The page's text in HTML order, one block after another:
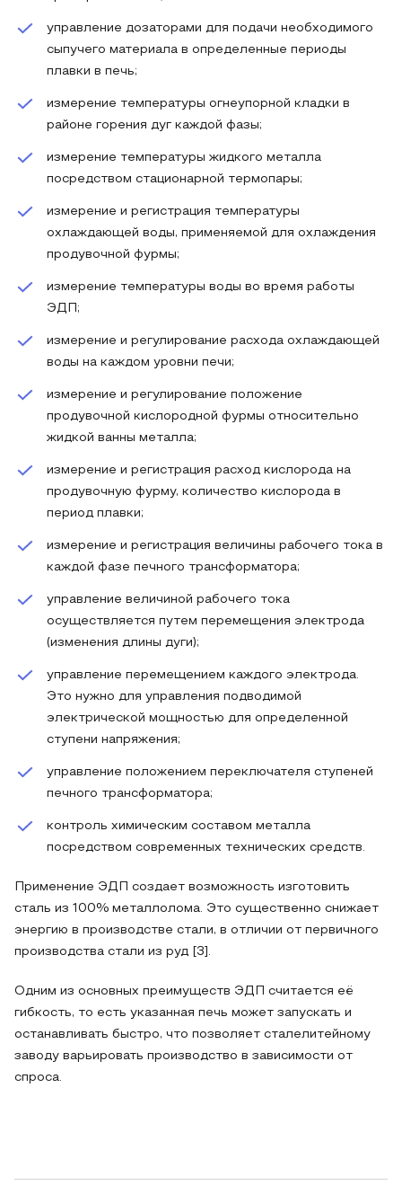
управление дозаторами для подачи необходимого
сыпучего материала в определенные периоды
плавки в печь;
измерение температуры огнеупорной кладки в
районе горения дуг каждой фазы;
измерение температуры жидкого металла
посредством стационарной термопары;
измерение и регистрация температуры
охлаждающей воды, применяемой для охлаждения
продувочной фурмы;
измерение температуры воды во время работы
ЭДП;
измерение и регулирование расхода охлаждающей
воды на каждом уровни печи;
измерение и регулирование положение
продувочной кислородной фурмы относительно
жидкой ванны металла;
измерение и регистрация расход кислорода на
продувочную фурму, количество кислорода в
период плавки;
измерение и регистрация величины рабочего тока в
каждой фазе печного трансформатора;
управление величиной рабочего тока
осуществляется путем перемещения электрода
(изменения длины дуги);
управление перемещением каждого электрода.
Это нужно для управления подводимой
электрической мощностью для определенной
ступени напряжения;
управление положением переключателя ступеней
печного трансформатора;
контроль химическим составом металла
посредством современных технических средств.
Применение ЭДП создает возможность изготовить
сталь из 100% металлолома. Это существенно снижает
энергию в производстве стали, в отличии от первичного
производства стали из руд [3].
Одним из основных преимуществ ЭДП считается её
гибкость, то есть указанная печь может запускать и
останавливать быстро, что позволяет сталелитейному
заводу варьировать производство в зависимости от
спроса.